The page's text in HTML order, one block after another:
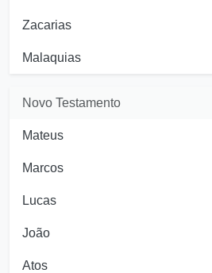
Zacarias
Malaquias
Novo Testamento
Mateus
Marcos
Lucas
João
Atos